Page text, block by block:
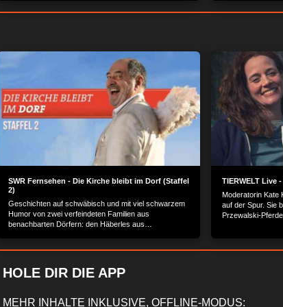
ZUSTIMMEN
SWR Fernsehen - Die Kirche bleibt im Dorf (Staffel
2)
Geschichten auf schwäbisch und mit viel schwarzem
Humor von zwei verfeindeten Familien aus
benachbarten Dörfern: den Häberles aus
TIERWELT Live
Moderatorin Kate
auf der Spur. Sie
Przewalski-
HOLE DIR DIE APP
MEHR INHALTE INKLUSIVE, OFFLINE-MODUS: